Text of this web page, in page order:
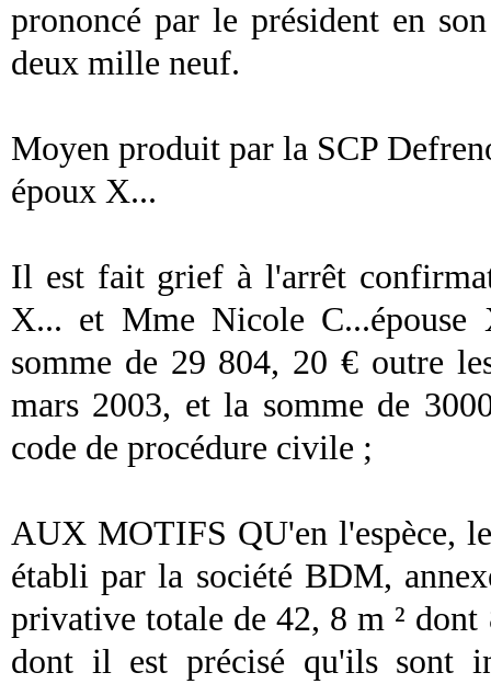
prononcé par le président en
deux mille neuf.
Moyen produit par la SCP
époux X...
Il est fait grief à l'arrêt
X... et Mme Nicole
somme de 29 804, 20 € outre
mars 2003, et la somme de
code de procédure civile ;
AUX MOTIFS QU'en l'espèce,
établi par la société BDM,
privative totale de 42, 8 m ² dont
dont il est précisé qu'ils sont